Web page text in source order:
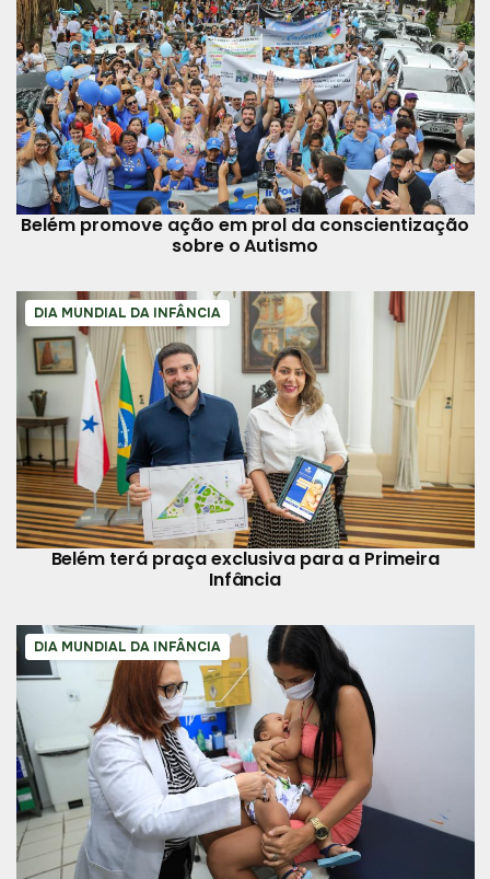
Belém promove ação em prol da conscientização
sobre o Autismo
DIA MUNDIAL DA INFÂNCIA
Belém terá praça exclusiva para a Primeira
Infância
DIA MUNDIAL DA INFÂNCIA